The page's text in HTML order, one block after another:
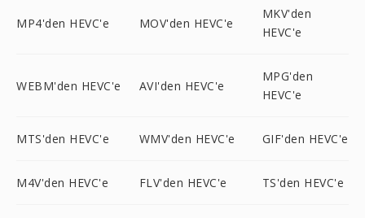
MP4'den HEVC'e MOV'den HEVC'e
MKV'den
HEVC'e
WEBM'den HEVC'e AVI'den HEVC'e
MPG'den
HEVC'e
MTS'den HEVC'e WMV'den HEVC'e GIF'den HEVC'e
M4V'den HEVC'e FLV'den HEVC'e TS'den HEVC'e